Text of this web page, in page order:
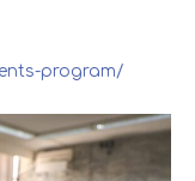
program/